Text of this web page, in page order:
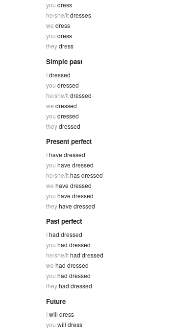
you dress
he/she/itdresses
we dress
you dress
theydress
Simple past
Idressed
you dressed
he/she/itdressed
we dressed
you dressed
theydressed
Present perfect
Ihave dressed
you have dressed
he/she/ithas dressed
we have dressed
you have dressed
theyhave dressed
Past perfect
Ihad dressed
you had dressed
he/she/ithad dressed
we had dressed
you had dressed
theyhad dressed
Future
Iwill dress
you will dress